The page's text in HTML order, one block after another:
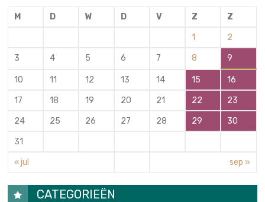
M D W D V Z Z
1 2
3 4 5 6 7 8 9
10 11 12 13 14 15 16
17 18 19 20 21 22 23
24 25 26 27 28 29 30
31
« jul sep »
CATEGORIEËN